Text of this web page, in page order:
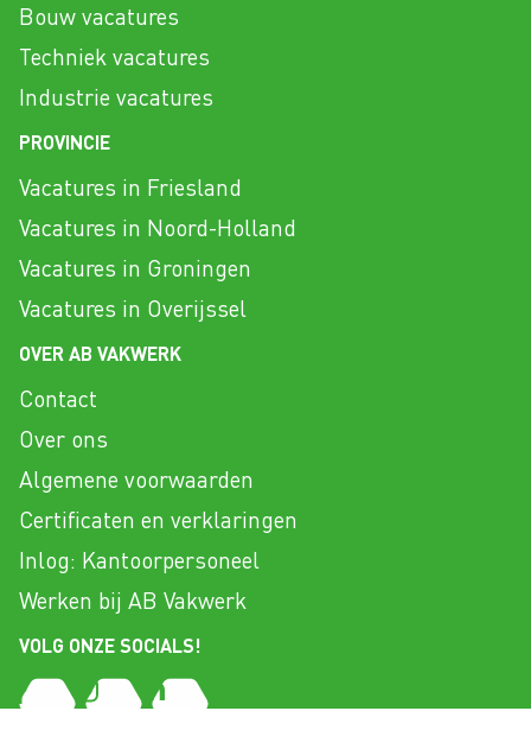
Bouw vacatures
Techniek vacatures
Industrie vacatures
PROVINCIE
Vacatures in Friesland
Vacatures in Noord-Holland
Vacatures in Groningen
Vacatures in Overijssel
OVER AB VAKWERK
Contact
Over ons
Algemene voorwaarden
Certificaten en verklaringen
Inlog: Kantoorpersoneel
Werken bij AB Vakwerk
VOLG ONZE SOCIALS!